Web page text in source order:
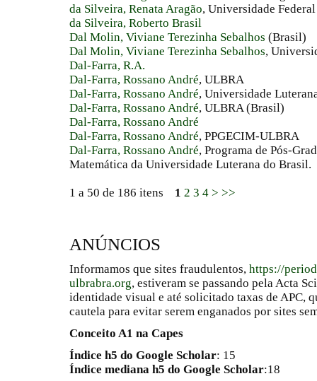
da Silveira, Renata Aragão, Universidade
da Silveira, Roberto Brasil
Dal Molin, Viviane Terezinha Sebalhos (Brasil)
Dal Molin, Viviane Terezinha Sebalhos,
Dal-Farra, R.A.
Dal-Farra, Rossano André, ULBRA
Dal-Farra, Rossano André, Universidade
Dal-Farra, Rossano André, ULBRA (Brasil)
Dal-Farra, Rossano André
Dal-Farra, Rossano André, PPGECIM-ULBRA
Dal-Farra, Rossano André, Programa de Pós-
Matemática da Universidade Luterana do Brasil.
1 a 50 de 186 itens 1 2 3 4 > >>
ANÚNCIOS
Informamos que sites fraudulentos, https://
ulbrabra.org, estiveram se passando pela Acta
identidade visual e até solicitado taxas de APC,
cautela para evitar serem enganados por sites
Conceito A1 na Capes
Índice h5 do Google Scholar: 15
Índice mediana h5 do Google Scholar:18